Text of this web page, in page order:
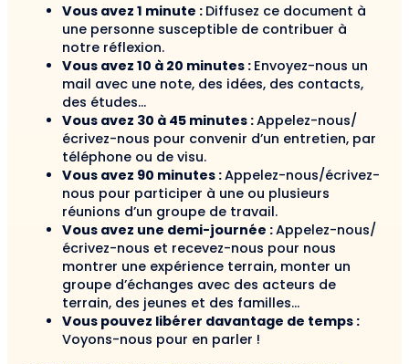
Vous avez 1 minute : Diffusez ce document à
une personne susceptible de contribuer à
notre réflexion.
Vous avez 10 à 20 minutes : Envoyez-nous un
mail avec une note, des idées, des contacts,
des études…
Vous avez 30 à 45 minutes :Appelez-nous/
écrivez-nous pour convenir d’un entretien, par
téléphone ou de visu.
Vous avez 90 minutes :Appelez-nous/écrivez-
nous pour participer à une ou plusieurs
réunions d’un groupe de travail.
Vous avez une demi-journée :Appelez-nous/
écrivez-nous et recevez-nous pour nous
montrer une expérience terrain, monter un
groupe d’échanges avec des acteurs de
terrain, des jeunes et des familles…
Vous pouvez libérer davantage de temps :
Voyons-nous pour en parler !